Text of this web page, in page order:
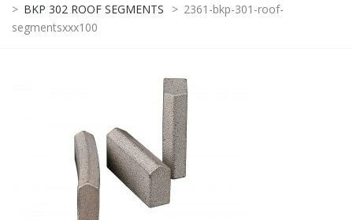
> BKP 302 ROOF SEGMENTS > 2361-bkp-301-roof-
segmentsxxx100